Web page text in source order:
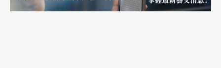
凸顯兩個（以上的）劇種或流派在相互辯證的過程